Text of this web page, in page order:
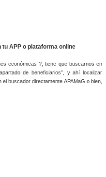
económicas ?, tiene que buscarnos en
de beneficiarios”, y ahí localizar
buscador directamente APAMaG o bien,